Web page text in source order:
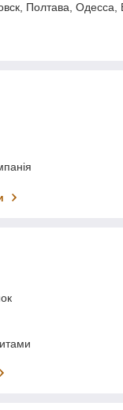
Полтава, Одесса,